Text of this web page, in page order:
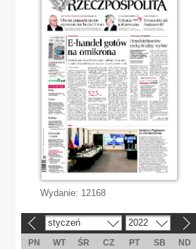
Wydanie: 12168
styczeń 2022
PN WT ŚR CZ PT SB
ND